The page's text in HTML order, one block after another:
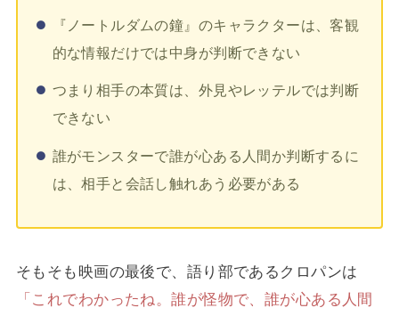
『ノートルダムの鐘』のキャラクターは、客観
的な情報だけでは中身が判断できない
つまり相手の本質は、外見やレッテルでは判断
できない
誰がモンスターで誰が心ある人間か判断するに
は、相手と会話し触れあう必要がある
そもそも映画の最後で、語り部であるクロパンは
「これでわかったね。誰が怪物で、誰が心ある人間